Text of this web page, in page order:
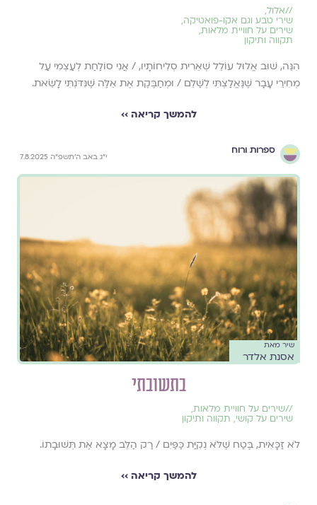
//אלול,
שירי טבע וגם אקו-פואטיקה,
שירים על חוויית מלאות,
תקווה ותיקון
הִנֵּה, שׁוּב אֱלוּל עוֹלֵל שְׁאֵרִית סְלִיחוֹתָיו, / אֲנִי סוֹלַחַת לְעַצְמִי עַל
מְחִירֵי עָבָר שֶׁנֶּאֱלַצְתִּי לְשַׁלֵּם / וּמְחַבֶּקֶת אֶת אֵלֶּה שֶׁנִּדֹּנְתִּי לָשֵׂאת.
להמשך קריאה ››
ספרות ורוח
י״ג באב ה׳תשפ״ה 7.8.2025
שיר מאת
אסנת אלדר
בתשובתי
//שירים על חוויית מלאות,
שירים על קושי, תקווה ותיקון
לֹא זַכָּאִית, בֶּטַח שֶׁלֹּא נְקִיַּת כַּפַּיִם / רַק הַלֵּב מָצָא אֶת תְּשׁוּבָתוֹ.
להמשך קריאה ››